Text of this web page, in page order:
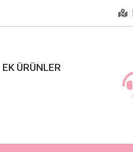
EK ÜRÜNLER